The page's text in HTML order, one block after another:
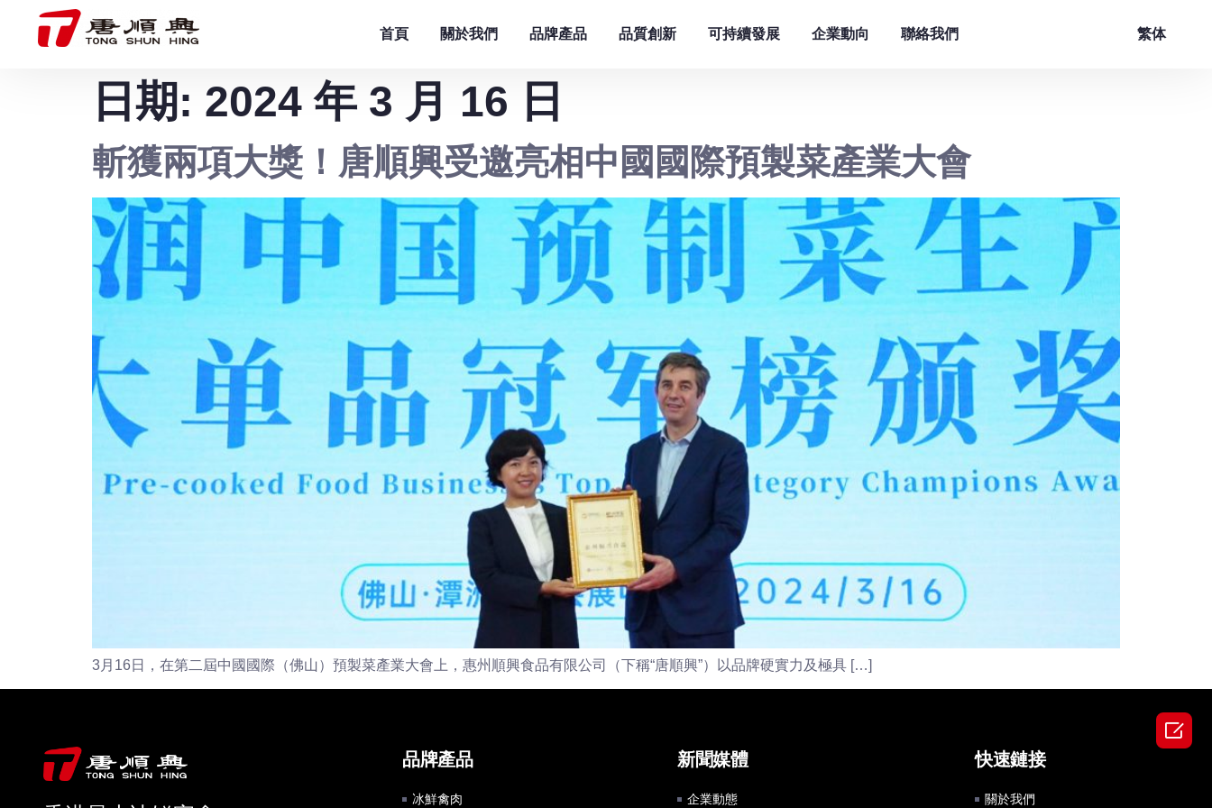
首頁 關於我們 品牌產品 品質創新 可持續發展 企業動向 聯絡我們 繁体
日期: 2024 年 3 月 16 日
斬獲兩項大獎！唐順興受邀亮相中國國際預製菜產業大會
3月16日，在第二屆中國國際（佛山）預製菜產業大會上，惠州順興食品有限公司（下稱“唐順興”）以品牌硬實力及極具 […]
品牌產品
冰鮮禽肉
新聞媒體
企業動態
快速鏈接
關於我們
